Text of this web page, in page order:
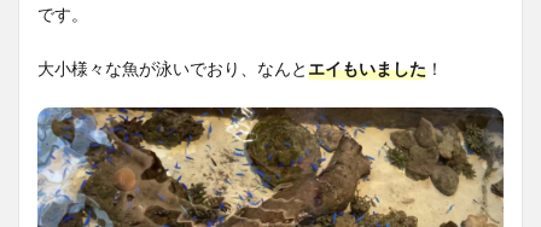
です。
大小様々な魚が泳いでおり、なんとエイもいました ！